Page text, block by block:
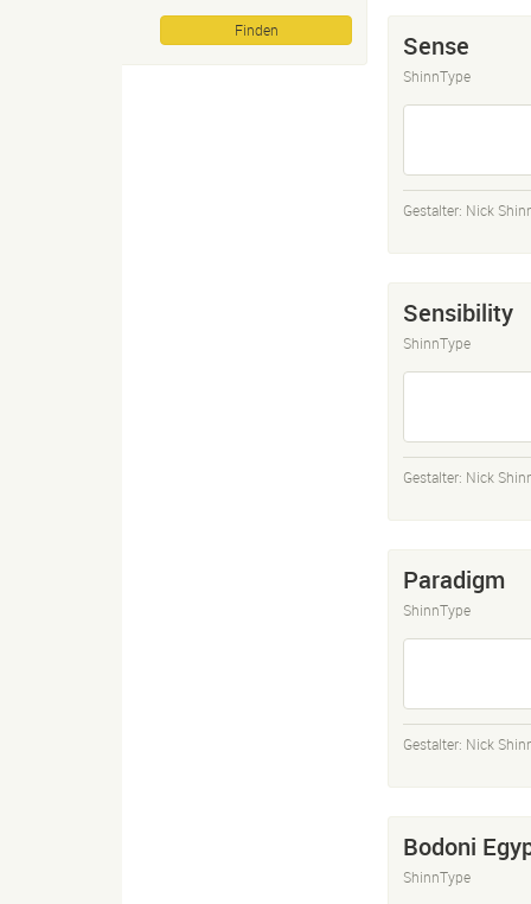
Sense
ShinnType
Gestalter: Nick
Sensibility
ShinnType
Gestalter: Nick
Paradigm
ShinnType
Gestalter: Nick
Bodoni
ShinnType